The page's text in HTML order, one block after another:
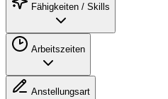
Fähigkeiten / Skills
Arbeitszeiten
Anstellungsart